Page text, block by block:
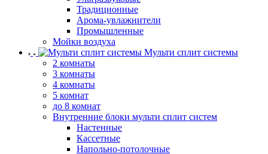
Традиционные
Арома-увлажнители
Промышленные
Мойки воздуха
Мульти сплит системы
2 комнаты
3 комнаты
4 комнаты
5 комнат
до 8 комнат
Внутренние блоки мульти сплит систем
Настенные
Кассетные
Напольно-потолочные